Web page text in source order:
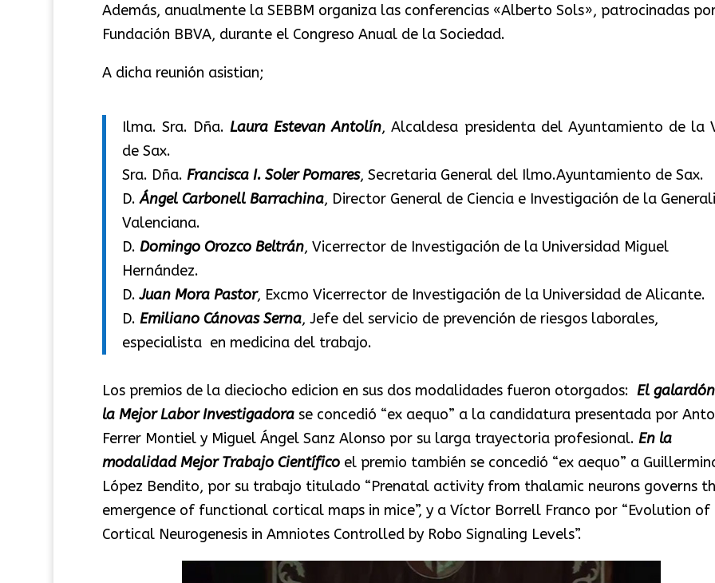
Además, anualmente la SEBBM organiza las conferencias «Alberto Sols», patrocinadas
Fundación BBVA, durante el Congreso Anual de la Sociedad.
A dicha reunión asistian;
Ilma. Sra. Dña.Laura Estevan Antolín, Alcaldesa presidenta del Ayuntamiento de la
de Sax.
Sra. Dña. Francisca I. Soler Pomares, Secretaria General del Ilmo.Ayuntamiento de Sax.
D.Ángel Carbonell Barrachina, Director General de Ciencia e Investigación de la
Valenciana.
D. Domingo Orozco Beltrán, Vicerrector de Investigación de la Universidad Miguel
Hernández.
D.Juan Mora Pastor, Excmo Vicerrector de Investigación de la Universidad de Alicante.
D. Emiliano Cánovas Serna, Jefe del servicio de prevención de riesgos laborales,
especialista en medicina del trabajo.
Los premios de la dieciocho edicion en sus dos modalidades fueron otorgados: El
la Mejor Labor Investigadora se concedió “ex aequo” a la candidatura presentada por
Ferrer Montiel y Miguel Ángel Sanz Alonso por su larga trayectoria profesional. En la
modalidad Mejor Trabajo Científico el premio también se concedió “ex aequo” a
López Bendito, por su trabajo titulado “Prenatal activity from thalamic neurons governs
emergence of functional cortical maps in mice”, y a Víctor Borrell Franco por “Evolution of
Cortical Neurogenesis in Amniotes Controlled by Robo Signaling Levels”.